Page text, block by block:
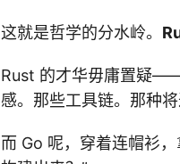
这就是哲学的分水岭。
Rust 的才华毋庸置疑
感。那些工具链。那种
而 Go 呢，穿着连帽衫